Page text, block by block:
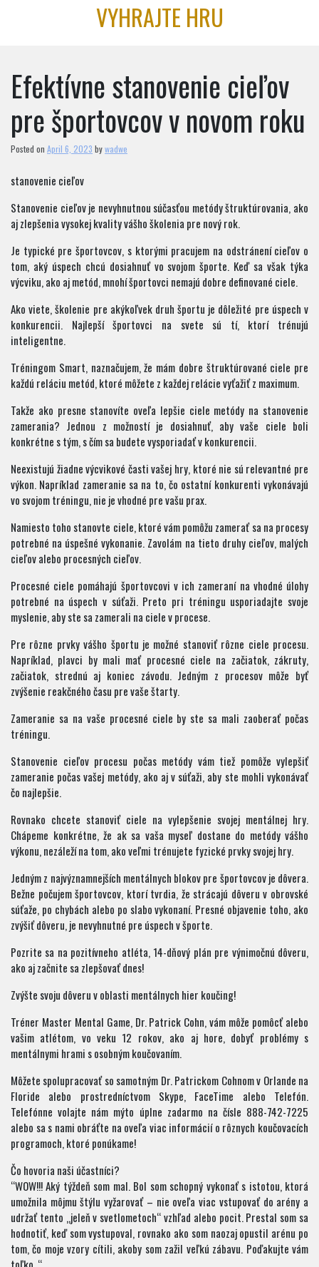
VYHRAJTE HRU
Efektívne stanovenie cieľov
pre športovcov v novom roku
Posted on April 6, 2023 bywadwe
stanovenie cieľov
Stanovenie cieľov je nevyhnutnou súčasťou metódy štruktúrovania, ako
aj zlepšenia vysokej kvality vášho školenia pre nový rok.
Je typické pre športovcov, s ktorými pracujem na odstránení cieľov o
tom, aký úspech chcú dosiahnuť vo svojom športe. Keď sa však týka
výcviku, ako aj metód, mnohí športovci nemajú dobre definované ciele.
Ako viete, školenie pre akýkoľvek druh športu je dôležité pre úspech v
konkurencii. Najlepší športovci na svete sú tí, ktorí trénujú
inteligentne.
Tréningom Smart, naznačujem, že mám dobre štruktúrované ciele pre
každú reláciu metód, ktoré môžete z každej relácie vyťažiť z maximum.
Takže ako presne stanovíte oveľa lepšie ciele metódy na stanovenie
zamerania? Jednou z možností je dosiahnuť, aby vaše ciele boli
konkrétne s tým, s čím sa budete vysporiadať v konkurencii.
Neexistujú žiadne výcvikové časti vašej hry, ktoré nie sú relevantné pre
výkon. Napríklad zameranie sa na to, čo ostatní konkurenti vykonávajú
vo svojom tréningu, nie je vhodné pre vašu prax.
Namiesto toho stanovte ciele, ktoré vám pomôžu zamerať sa na procesy
potrebné na úspešné vykonanie. Zavolám na tieto druhy cieľov, malých
cieľov alebo procesných cieľov.
Procesné ciele pomáhajú športovcovi v ich zameraní na vhodné úlohy
potrebné na úspech v súťaži. Preto pri tréningu usporiadajte svoje
myslenie, aby ste sa zamerali na ciele v procese.
Pre rôzne prvky vášho športu je možné stanoviť rôzne ciele procesu.
Napríklad, plavci by mali mať procesné ciele na začiatok, zákruty,
začiatok, strednú aj koniec závodu. Jedným z procesov môže byť
zvýšenie reakčného času pre vaše štarty.
Zameranie sa na vaše procesné ciele by ste sa mali zaoberať počas
tréningu.
Stanovenie cieľov procesu počas metódy vám tiež pomôže vylepšiť
zameranie počas vašej metódy, ako aj v súťaži, aby ste mohli vykonávať
čo najlepšie.
Rovnako chcete stanoviť ciele na vylepšenie svojej mentálnej hry.
Chápeme konkrétne, že ak sa vaša myseľ dostane do metódy vášho
výkonu, nezáleží na tom, ako veľmi trénujete fyzické prvky svojej hry.
Jedným z najvýznamnejších mentálnych blokov pre športovcov je dôvera.
Bežne počujem športovcov, ktorí tvrdia, že strácajú dôveru v obrovské
súťaže, po chybách alebo po slabo vykonaní. Presné objavenie toho, ako
zvýšiť dôveru, je nevyhnutné pre úspech v športe.
Pozrite sa na pozitívneho atléta, 14-dňový plán pre výnimočnú dôveru,
ako aj začnite sa zlepšovať dnes!
Zvýšte svoju dôveru v oblasti mentálnych hier koučing!
Tréner Master Mental Game, Dr. Patrick Cohn, vám môže pomôcť alebo
vašim atlétom, vo veku 12 rokov, ako aj hore, dobyť problémy s
mentálnymi hrami s osobným koučovaním.
Môžete spolupracovať so samotným Dr. Patrickom Cohnom v Orlande na
Floride alebo prostredníctvom Skype, FaceTime alebo Telefón.
Telefónne volajte nám mýto úplne zadarmo na čísle 888-742-7225
alebo sa s nami obráťte na oveľa viac informácií o rôznych koučovacích
programoch, ktoré ponúkame!
Čo hovoria naši účastníci?
“WOW!!! Aký týždeň som mal. Bol som schopný vykonať s istotou, ktorá
umožnila môjmu štýlu vyžarovať – ​​nie oveľa viac vstupovať do arény a
udržať tento „jeleň v svetlometoch“ vzhľad alebo pocit. Prestal som sa
hodnotiť, keď som vystupoval, rovnako ako som naozaj opustil arénu po
tom, čo moje vzory cítili, akoby som zažil veľkú zábavu. Poďakujte vám